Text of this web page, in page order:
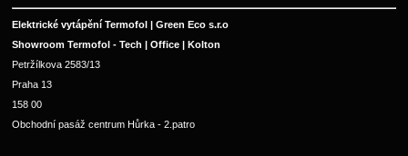
Elektrické vytápění Termofol | Green Eco s.r.o
Showroom Termofol - Tech | Office | Kolton
Petržílkova 2583/13
Praha 13
158 00
Obchodní pasáž centrum Hůrka - 2.patro